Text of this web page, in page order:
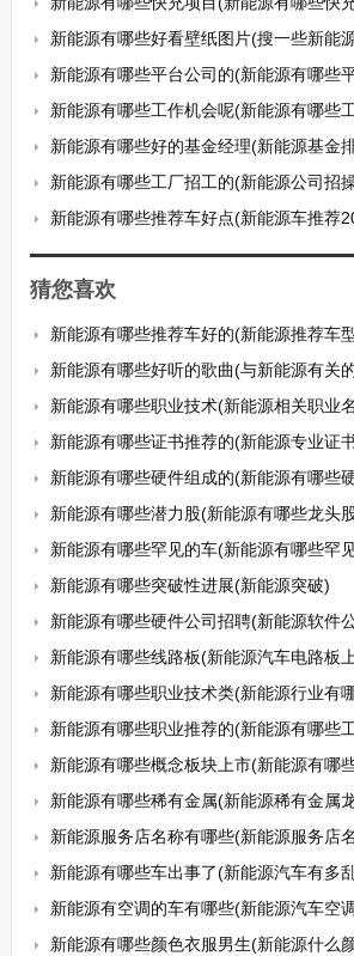
新能源有哪些好看壁纸图片(搜一些新能
新能源有哪些平台公司的(新能源有哪些
新能源有哪些工作机会呢(新能源有哪些
新能源有哪些好的基金经理(新能源基金
新能源有哪些工厂招工的(新能源公司招
新能源有哪些推荐车好点(新能源车推荐
猜您喜欢
新能源有哪些推荐车好的(新能源推荐车
新能源有哪些好听的歌曲(与新能源有关
新能源有哪些职业技术(新能源相关职业
新能源有哪些证书推荐的(新能源专业证
新能源有哪些硬件组成的(新能源有哪些
新能源有哪些潜力股(新能源有哪些龙头
新能源有哪些罕见的车(新能源有哪些罕
新能源有哪些突破性进展(新能源突破)
新能源有哪些硬件公司招聘(新能源软件
新能源有哪些线路板(新能源汽车电路板
新能源有哪些职业技术类(新能源行业有
新能源有哪些职业推荐的(新能源有哪些
新能源有哪些概念板块上市(新能源有哪
新能源有哪些稀有金属(新能源稀有金属
新能源服务店名称有哪些(新能源服务店
新能源有哪些车出事了(新能源汽车有多
新能源有空调的车有哪些(新能源汽车空
新能源有哪些颜色衣服男生(新能源什么